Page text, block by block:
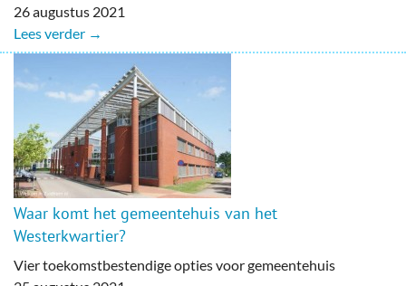
26 augustus 2021
Lees verder →
Waar komt het gemeentehuis van het
Westerkwartier?
Vier toekomstbestendige opties voor gemeentehuis